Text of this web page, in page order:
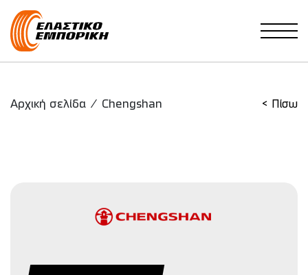
Main Navigation
Αρχική σελίδα / Chengshan < Πίσω